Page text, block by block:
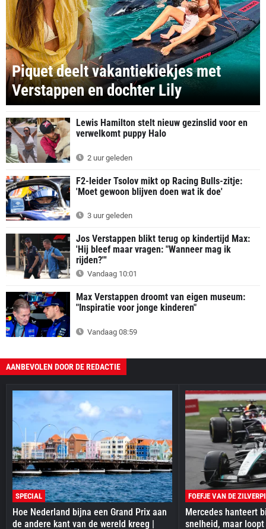
Piquet deelt vakantiekiekjes met
Verstappen en dochter Lily
Lewis Hamilton stelt nieuw gezinslid voor en
verwelkomt puppy Halo
2 uur geleden
F2-leider Tsolov mikt op Racing Bulls-zitje:
'Moet gewoon blijven doen wat ik doe'
3 uur geleden
Jos Verstappen blikt terug op kindertijd Max:
'Hij bleef maar vragen: "Wanneer mag ik
rijden?"'
Vandaag 10:01
Max Verstappen droomt van eigen museum:
"Inspiratie voor jonge kinderen"
Vandaag 08:59
AANBEVOLEN DOOR DE REDACTIE
SPECIAL
Hoe Nederland bijna een Grand Prix aan
de andere kant van de wereld kreeg |
FOEFJE VAN DE
Mercedes hanteert
snelheid, maar